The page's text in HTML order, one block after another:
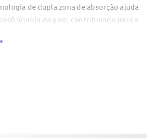
de dupla zona de absorção ajuda
líquido da pele, contribuindo para a